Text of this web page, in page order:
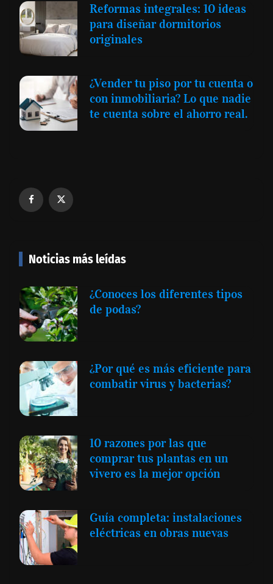
Reformas integrales: 10 ideas
para diseñar dormitorios
originales
¿Vender tu piso por tu cuenta o
con inmobiliaria? Lo que nadie
te cuenta sobre el ahorro real.
Noticias más leídas
¿Conoces los diferentes tipos
de podas?
¿Por qué es más eficiente para
combatir virus y bacterias?
10 razones por las que
comprar tus plantas en un
vivero es la mejor opción
Guía completa: instalaciones
eléctricas en obras nuevas